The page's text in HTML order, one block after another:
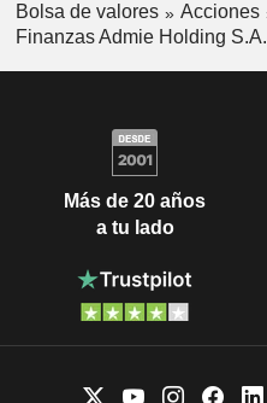
Bolsa de valores Acciones
Finanzas Admie Holding S.A.
Más de 20 años
a tu lado